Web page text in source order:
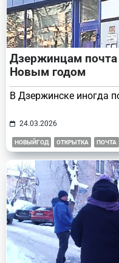
Дзержинцам
Новым годом
В Дзержинске иногда
24.03.2026
НОВЫЙГОД ОТКРЫТКА ПОЧТА